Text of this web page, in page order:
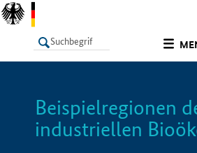
LISTE
Beispielregionen
industriellen